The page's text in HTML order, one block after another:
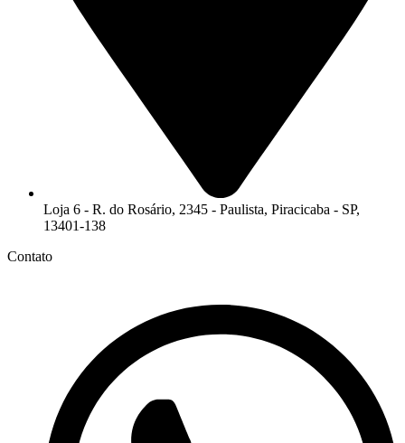
Loja 6 - R. do Rosário, 2345 - Paulista, Piracicaba - SP,
13401-138
Contato